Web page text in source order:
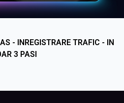
- INREGISTRARE TRAFIC - IN
3 PASI